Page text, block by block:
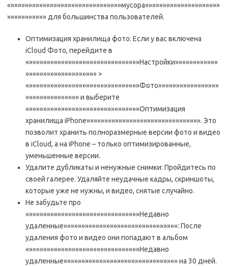
«»»»»»»»»»»»»»»»»»»»»»»»»»»»»»»»мусора»»»»»»»»»»»»»»»»»»»»»
»»»»»»»»»»» для большинства пользователей.
Оптимизация хранилища фото: Если у вас включена
iCloud Фото, перейдите в
«»»»»»»»»»»»»»»»»»»»»»»»»»»»»»»»Настройки»»»»»»»»»»»»
»»»»»»»»»»»»»»»»»»»» >
«»»»»»»»»»»»»»»»»»»»»»»»»»»»»»»»Фото»»»»»»»»»»»»»»»»»
»»»»»»»»»»»»»»» и выберите
«»»»»»»»»»»»»»»»»»»»»»»»»»»»»»»»Оптимизация
хранилища iPhone»»»»»»»»»»»»»»»»»»»»»»»»»»»»»»»». Это
позволит хранить полноразмерные версии фото и видео
в iCloud, а на iPhone – только оптимизированные,
уменьшенные версии.
Удалите дубликаты и ненужные снимки: Пройдитесь по
своей галерее. Удаляйте неудачные кадры, скриншоты,
которые уже не нужны, и видео, снятые случайно.
Не забудьте про
«»»»»»»»»»»»»»»»»»»»»»»»»»»»»»»»Недавно
удаленные»»»»»»»»»»»»»»»»»»»»»»»»»»»»»»»»: После
удаления фото и видео они попадают в альбом
«»»»»»»»»»»»»»»»»»»»»»»»»»»»»»»»Недавно
удаленные»»»»»»»»»»»»»»»»»»»»»»»»»»»»»»»» на 30 дней.